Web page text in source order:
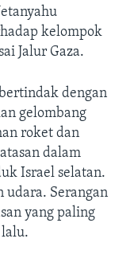
kelompok
Jalur Gaza.
dengan
gelombang
roket dan
dalam
Israel selatan.
udara. Serangan
yang paling
lalu.